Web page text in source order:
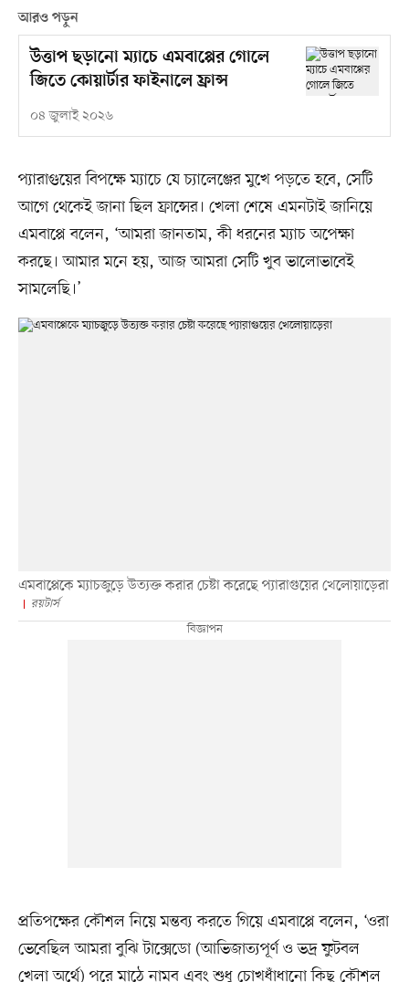
আরও পড়ুন
উত্তাপ ছড়ানো ম্যাচে এমবাপ্পের গোলে
জিতে কোয়ার্টার ফাইনালে ফ্রান্স
০৪ জুলাই ২০২৬
প্যারাগুয়ের বিপক্ষে ম্যাচে যে চ্যালেঞ্জের মুখে পড়তে হবে, সেটি
আগে থেকেই জানা ছিল ফ্রান্সের। খেলা শেষে এমনটাই জানিয়ে
এমবাপ্পে বলেন, ‘আমরা জানতাম, কী ধরনের ম্যাচ অপেক্ষা
করছে। আমার মনে হয়, আজ আমরা সেটি খুব ভালোভাবেই
সামলেছি।’
এমবাপ্পেকে ম্যাচজুড়ে উত্যক্ত করার চেষ্টা করেছে প্যারাগুয়ের খেলোয়াড়েরা
রয়টার্স
প্রতিপক্ষের কৌশল নিয়ে মন্তব্য করতে গিয়ে এমবাপ্পে বলেন, ‘ওরা
ভেবেছিল আমরা বুঝি টাক্সেডো (আভিজাত্যপূর্ণ ও ভদ্র ফুটবল
খেলা অর্থে) পরে মাঠে নামব এবং শুধু চোখধাঁধানো কিছু কৌশল